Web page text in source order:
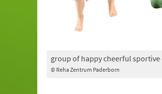
© Reha Zentrum Paderborn
group of happy cheerful